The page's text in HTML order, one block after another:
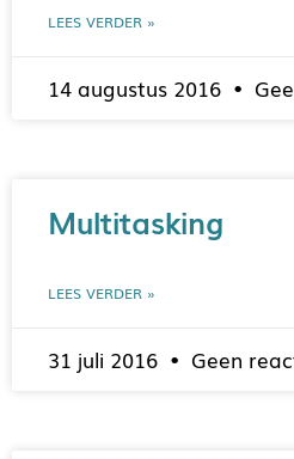
LEES VERDER »
14 augustus 2016
Multitasking
LEES VERDER »
31 juli 2016 Geen